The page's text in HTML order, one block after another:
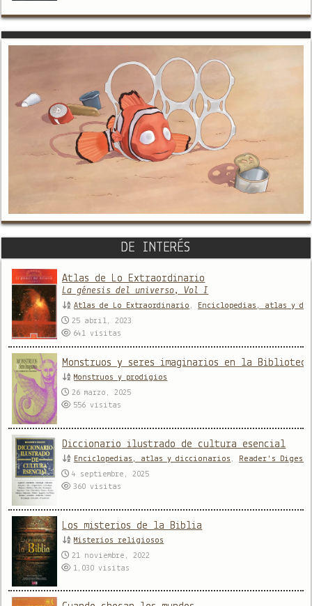
DE INTERÉS
Atlas de Lo Extraordinario
La génesis del universo, Vol I
Atlas de Lo Extraordinario ,
Enciclopedias, atlas y
25 abril, 2023
641visitas
Monstruos y seres imaginarios en la
Monstruos y prodigios
26 marzo, 2025
556visitas
Diccionario ilustrado de cultura esencial
Enciclopedias, atlas y diccionarios ,
Reader's Digest
4 septiembre, 2025
360visitas
Los misterios de la Biblia
Misterios religiosos
21 noviembre, 2022
1,030visitas